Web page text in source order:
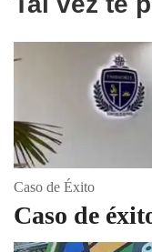
Caso de Éxito
Caso de